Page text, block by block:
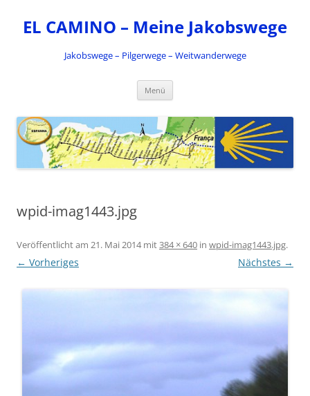
springen
EL CAMINO – Meine Jakobswege
Jakobswege – Pilgerwege – Weitwanderwege
Menü
wpid-imag1443.jpg
Veröffentlicht am 21. Mai 2014mit384 × 640 in wpid-imag1443.jpg.
← Vorheriges Nächstes →